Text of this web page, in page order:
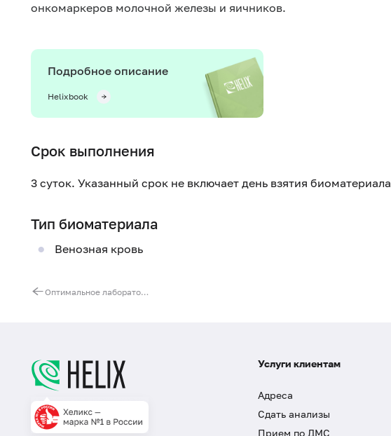
онкомаркеров молочной железы и яичников.
Подробное описание
Helixbook
Срок выполнения
3 суток. Указанный срок не включает день взятия биоматериала
Тип биоматериала
Венозная кровь
Оптимальное лабораторное обследование женщин после 45 лет
Услуги клиентам
Адреса
Сдать анализы
Прием по ДМС